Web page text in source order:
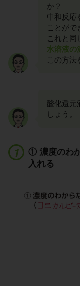
か？
中和反応
ことがで
これと同
水溶液の
この方法
酸化還元
しょう。
① 濃度のわ
入れる